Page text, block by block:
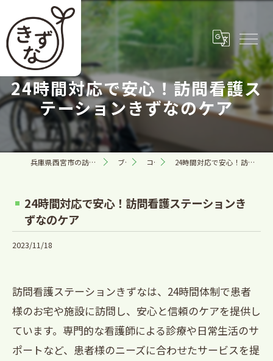
24時間対応で安心！訪問看護ス
テーションきずなのケア
兵庫県西宮市の訪問看護なら合同会社きずな ブログ コラム 24時間対応で安心！訪問看護ステーションきずなのケア
24時間対応で安心！訪問看護ステーションき
ずなのケア
2023/11/18
訪問看護ステーションきずなは、24時間体制で患者
様のお宅や施設に訪問し、安心と信頼のケアを提供し
ています。専門的な看護師による診療や日常生活のサ
ポートなど、患者様のニーズに合わせたサービスを提